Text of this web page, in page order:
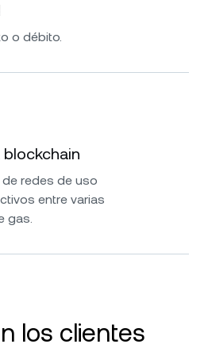
o débito.
blockchain
redes de uso
entre varias
gas.
los clientes